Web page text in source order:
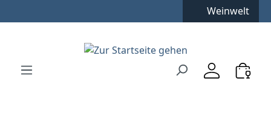
Zur Hauptnavigation springen
Weinwelt